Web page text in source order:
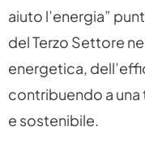
aiuto l’energia”
del Terzo Settore
energetica,
contribuendo a
e sostenibile.